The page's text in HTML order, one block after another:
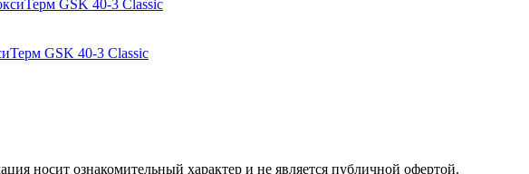
GSK 40-3 Classic
носит ознакомительный характер и не является публичной офертой.